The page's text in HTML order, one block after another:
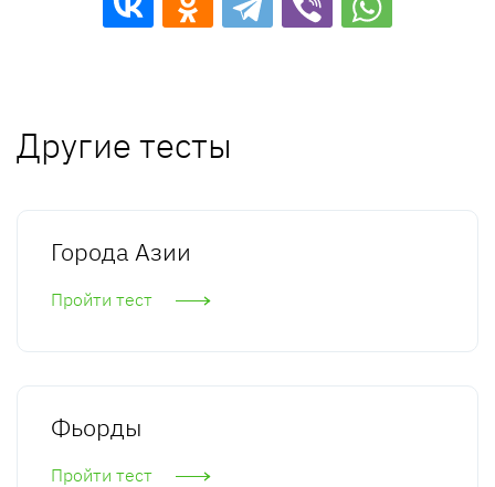
Другие тесты
Города Азии
Пройти тест
Фьорды
Пройти тест